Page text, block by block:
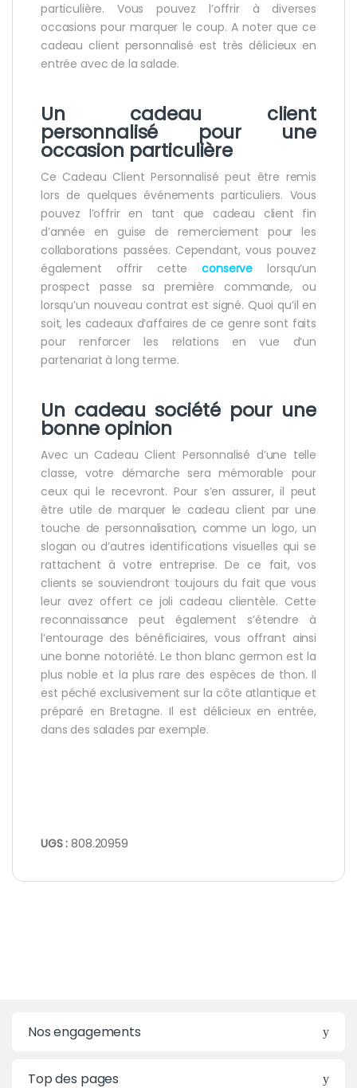
particulière. Vous pouvez l’offrir à diverses
occasions pour marquer le coup. A noter que ce
cadeau client personnalisé est très délicieux en
entrée avec de la salade.
Un cadeau client
personnalisé pour une
occasion particulière
Ce Cadeau Client Personnalisé peut être remis
lors de quelques événements particuliers. Vous
pouvez l’offrir en tant que cadeau client fin
d’année en guise de remerciement pour les
collaborations passées. Cependant, vous pouvez
également offrir cetteconserve
lorsqu’un
prospect passe sa première commande, ou
lorsqu’un nouveau contrat est signé. Quoi qu’il en
soit, les cadeaux d’affaires de ce genre sont faits
pour renforcer les relations en vue d’un
partenariat à long terme.
Un cadeau société pour une
bonne opinion
Avec un Cadeau Client Personnalisé d’une telle
classe, votre démarche sera mémorable pour
ceux qui le recevront. Pour s’en assurer, il peut
être utile de marquer le cadeau client par une
touche de personnalisation, comme un logo, un
slogan ou d’autres identifications visuelles qui se
rattachent à votre entreprise. De ce fait, vos
clients se souviendront toujours du fait que vous
leur avez offert ce joli cadeau clientèle. Cette
reconnaissance peut également s’étendre à
l’entourage des bénéficiaires, vous offrant ainsi
une bonne notoriété. Le thon blanc germon est la
plus noble et la plus rare des espèces de thon. Il
est péché exclusivement sur la côte atlantique et
préparé en Bretagne. Il est délicieux en entrée,
dans des salades par exemple.
UGS :808.20959
Nos engagements
Top des pages